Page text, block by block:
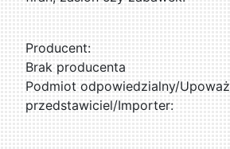
Producent:
Brak producenta
Podmiot odpowiedzialny/
przedstawiciel/Importer: